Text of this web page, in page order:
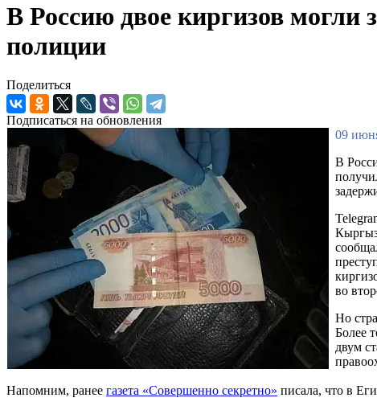
В Россию двое киргизов могли
полиции
Поделиться
Подписаться на обновления
09
В
во
Но
Более
двум
Напомним, ранее газета «Совершенно секретно» писала, что в